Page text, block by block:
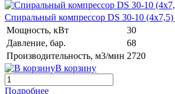
Спиральный компрессор DS 30-10 (4x7,5)
Мощность, кВт
30
Давление, бар.
68
Производительность, м3/мин 2720
В корзину
Подробнее